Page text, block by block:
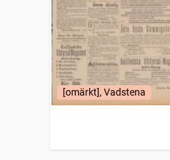
[omärkt], Vadstena